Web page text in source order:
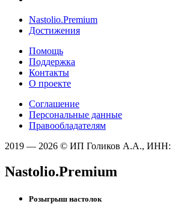
Nastolio.Premium
Достижения
Помощь
Поддержка
Контакты
О проекте
Соглашение
Персональные данные
Правообладателям
2019 — 2026 © ИП Голиков А.А., ИНН:
Nastolio.Premium
Розыгрыш настолок